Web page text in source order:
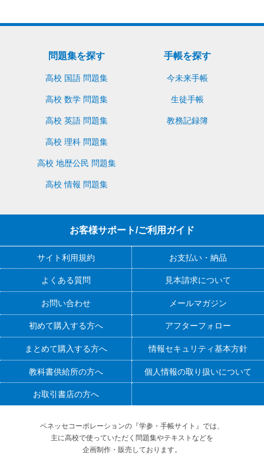
問題集を探す
高校 国語 問題集
高校 数学 問題集
高校 英語 問題集
高校 理科 問題集
高校 地歴公民 問題集
高校 情報 問題集
手帳を探す
今未来手帳
生徒手帳
教務記録簿
お客様サポート/ご利用ガイド
サイト利用規約 お支払い・納品
よくある質問 見本請求について
お問い合わせ メールマガジン
初めて購入する方へ アフターフォロー
まとめて購入する方へ 情報セキュリティ基本方針
教科書供給所の方へ 個人情報の取り扱いについて
お取引書店の方へ
ベネッセコーポレーションの『学参・手帳サイト』 では、
主に高校で使っていただく問題集やテキストなどを
企画制作・販売しております。